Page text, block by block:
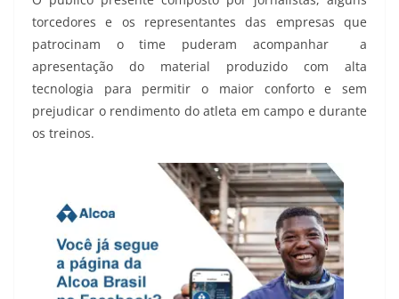
torcedores e os representantes das empresas que
patrocinam o time puderam acompanhar a
apresentação do material produzido com alta
tecnologia para permitir o maior conforto e sem
prejudicar o rendimento do atleta em campo e durante
os treinos.